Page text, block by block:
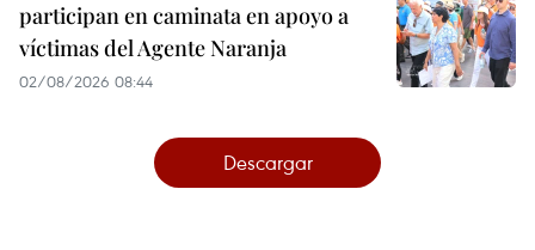
participan en caminata en apoyo a
víctimas del Agente Naranja
02/08/2026 08:44
Descargar